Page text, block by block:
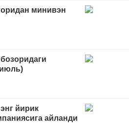
минивэн
йирик
айланди